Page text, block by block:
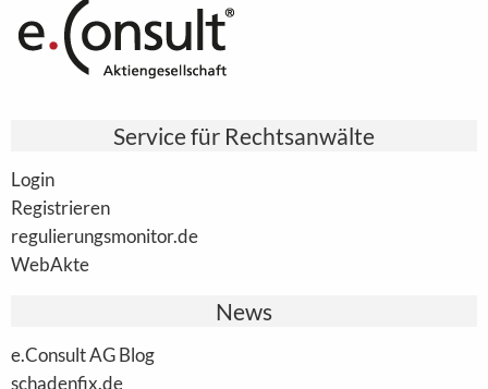
Service für Rechtsanwälte
Login
Registrieren
regulierungsmonitor.de
WebAkte
News
e.Consult AG Blog
schadenfix.de